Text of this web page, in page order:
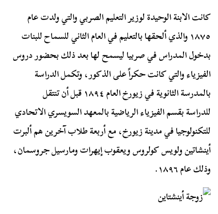
كانت الابنة الوحيدة لوزير التعليم الصربي والتي ولدت عام
١٨٧٥ والذي ألحقها بالتعليم في العام الثاني للسماح للبنات
بدخول المدراس في صربيا ليسمح لها بعد ذلك بحضور دروس
الفيزياء والتي كانت حكراً على الذكور، وتكمل الدراسة
بالمدرسة الثانوية في زيورخ العام ١٨٩٤ قبل أن تنتقل
للدراسةبقسم الفيزياء الرياضية بالمعهد السويسري الاتحادي
للتكنولوجيا في مدينة زيورخ، مع أربعة طلاب آخرين هم ألبرت
أينشاتين ولويس كولروس ويعقوب إيهرات ومارسيل جروسمان،
وذلك عام ١٨٩٦.